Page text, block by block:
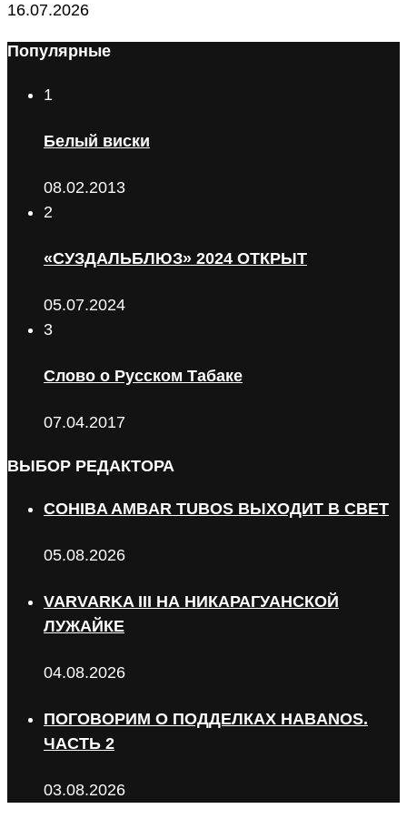
16.07.2026
Популярные
1
Белый виски
08.02.2013
2
«СУЗДАЛЬБЛЮЗ» 2024 ОТКРЫТ
05.07.2024
3
Слово о Русском Табаке
07.04.2017
ВЫБОР РЕДАКТОРА
COHIBA AMBAR TUBOS ВЫХОДИТ В СВЕТ
05.08.2026
VARVARKA III НА НИКАРАГУАНСКОЙ
ЛУЖАЙКЕ
04.08.2026
ПОГОВОРИМ О ПОДДЕЛКАХ HABANOS.
ЧАСТЬ 2
03.08.2026